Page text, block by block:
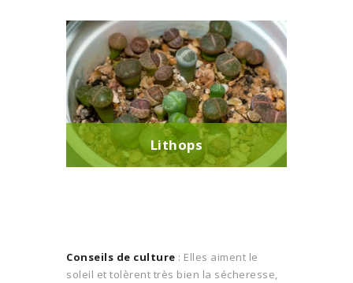
Lithops
Conseils de culture : Elles aiment le
soleil et tolèrent très bien la sécheresse,